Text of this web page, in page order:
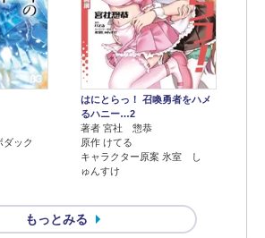
ダック
はにとらっ！ 召喚勇者をハメ
るハニー…2
著者 宮社 惣恭
原作 けてる
キャラクター原案 氷室 し
ゅんすけ
もっとみる